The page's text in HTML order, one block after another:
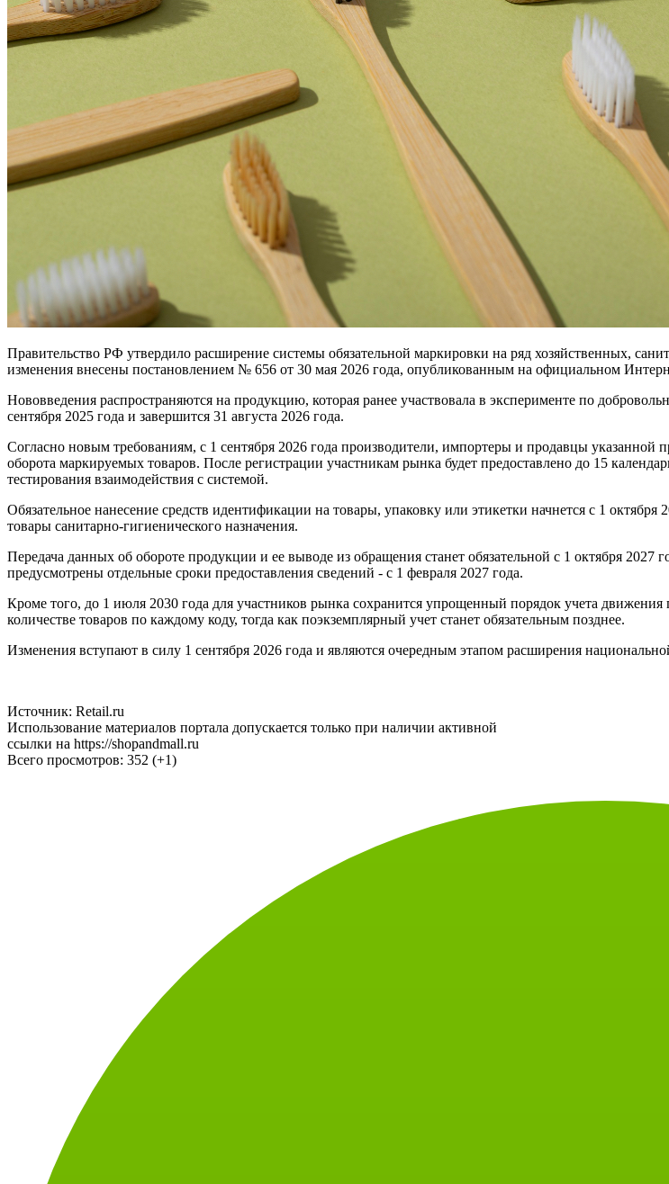
Правительство РФ утвердило расширение системы обязательной маркировки на ряд хозяйственных,
Нововведения распространяются на продукцию, которая ранее участвовала в эксперименте по
Согласно новым требованиям, с 1 сентября 2026 года производители, импортеры и продавцы указанной
оборота маркируемых товаров. После регистрации участникам рынка будет предоставлено до 15
Обязательное нанесение средств идентификации на товары, упаковку или этикетки начнется с 1
Передача данных об обороте продукции и ее выводе из обращения станет обязательной с 1 октября 2027
Кроме того, до 1 июля 2030 года для участников рынка сохранится упрощенный порядок учета
Источник: Retail.ru
Использование материалов портала допускается только при наличии активной
ссылки на https://shopandmall.ru